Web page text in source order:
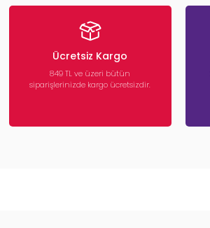
Ücretsiz Kargo
849 TL ve üzeri bütün
siparişlerinizde kargo ücretsizdir.